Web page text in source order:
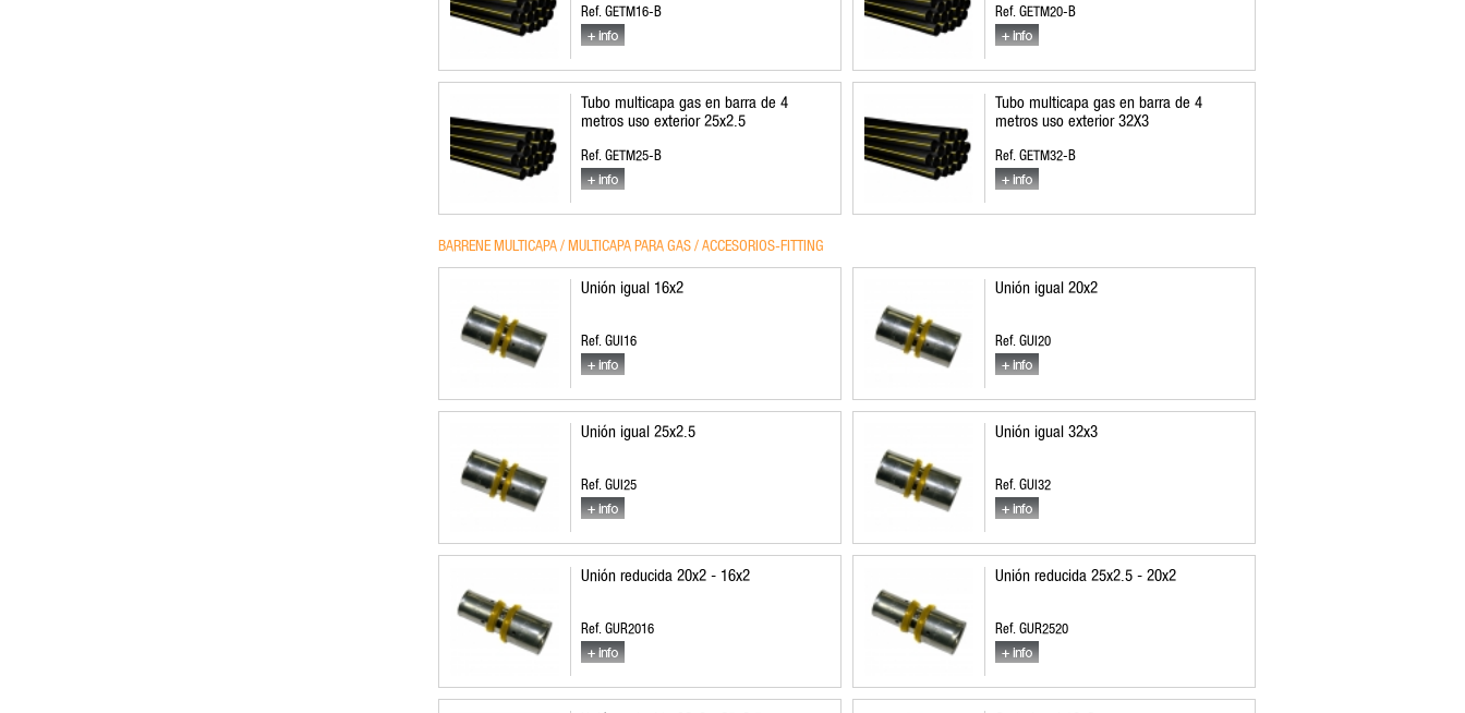
Ref. GETM16-B Ref. GETM20-B
Tubo multicapa gas en barra de 4
metros uso exterior 25x2.5
Ref. GETM25-B
Tubo multicapa gas en barra de 4
metros uso exterior 32X3
Ref. GETM32-B
BARRENE MULTICAPA / MULTICAPA PARA GAS / ACCESORIOS-FITTING
Unión igual 16x2
Ref. GUI16
Unión igual 20x2
Ref. GUI20
Unión igual 25x2.5
Ref. GUI25
Unión igual 32x3
Ref. GUI32
Unión reducida 20x2 - 16x2
Ref. GUR2016
Unión reducida 25x2.5 - 20x2
Ref. GUR2520